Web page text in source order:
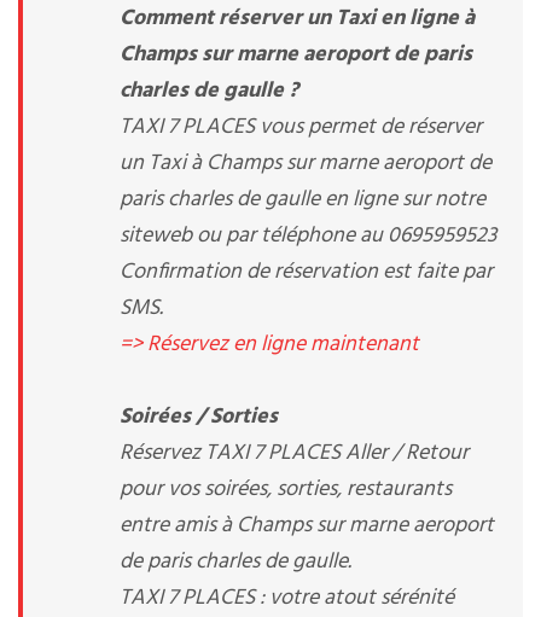
Comment réserver un Taxi en ligne à
Champs sur marne aeroport de paris
charles de gaulle ?
TAXI 7 PLACES vous permet de réserver
un Taxi à Champs sur marne aeroport de
paris charles de gaulle en ligne sur notre
siteweb ou par téléphone au 0695959523
Confirmation de réservation est faite par
SMS.
=> Réservez en ligne maintenant
Soirées / Sorties
Réservez TAXI 7 PLACES Aller / Retour
pour vos soirées, sorties, restaurants
entre amis à Champs sur marne aeroport
de paris charles de gaulle.
TAXI 7 PLACES : votre atout sérénité